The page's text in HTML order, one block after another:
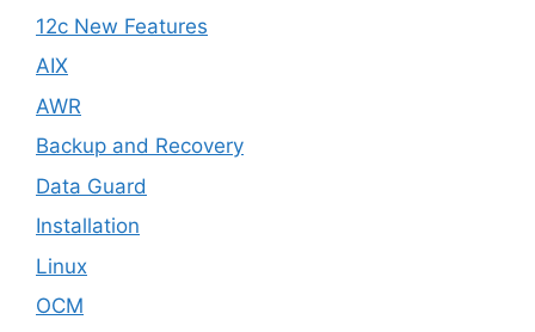
12c New Features
AIX
AWR
Backup and Recovery
Data Guard
Installation
Linux
OCM